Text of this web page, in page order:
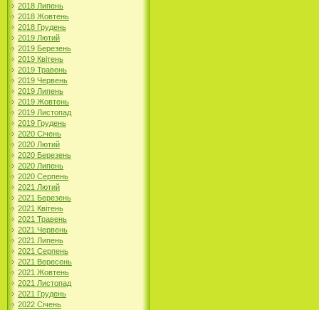
2018 Липень
2018 Жовтень
2018 Грудень
2019 Лютий
2019 Березень
2019 Квітень
2019 Травень
2019 Червень
2019 Липень
2019 Жовтень
2019 Листопад
2019 Грудень
2020 Січень
2020 Лютий
2020 Березень
2020 Липень
2020 Серпень
2021 Лютий
2021 Березень
2021 Квітень
2021 Травень
2021 Червень
2021 Липень
2021 Серпень
2021 Вересень
2021 Жовтень
2021 Листопад
2021 Грудень
2022 Січень